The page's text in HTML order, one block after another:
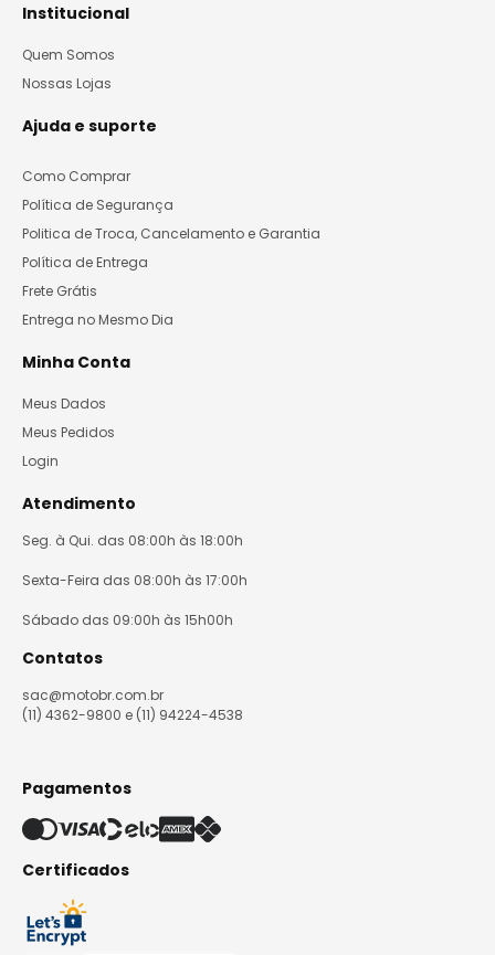
Institucional
Quem Somos
Nossas Lojas
Ajuda e suporte
Como Comprar
Política de Segurança
Politica de Troca, Cancelamento e Garantia
Política de Entrega
Frete Grátis
Entrega no Mesmo Dia
Minha Conta
Meus Dados
Meus Pedidos
Login
Atendimento
Seg. à Qui. das 08:00h às 18:00h
Sexta-Feira das 08:00h às 17:00h
Sábado das 09:00h às 15h00h
Contatos
sac@motobr.com.br
(11) 4362-9800 e (11) 94224-4538
Pagamentos
Certificados